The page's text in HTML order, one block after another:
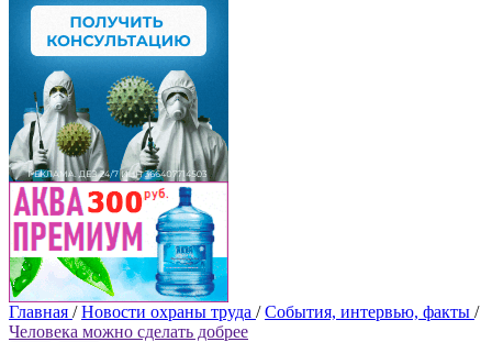
Главная / Новости охраны труда / События, интервью, факты /
Человека можно сделать добрее